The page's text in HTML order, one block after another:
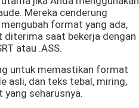
Mereka cenderung
format yang ada,
saat bekerja dengan
atau .ASS.
untuk memastikan format
asli, dan teks tebal, miring,
seharusnya.